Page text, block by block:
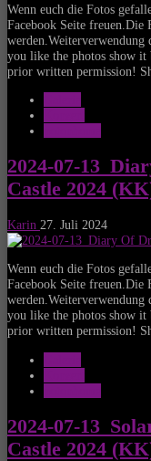
Wenn euch die Fotos
Facebook Seite freuen.Die
you like the photos show
prior written permission!
2024-07-
Castle 2024
Karin 27. Juli 2024
Wenn euch die Fotos
Facebook Seite freuen.Die
you like the photos show
prior written permission!
2024-07-
Castle 2024